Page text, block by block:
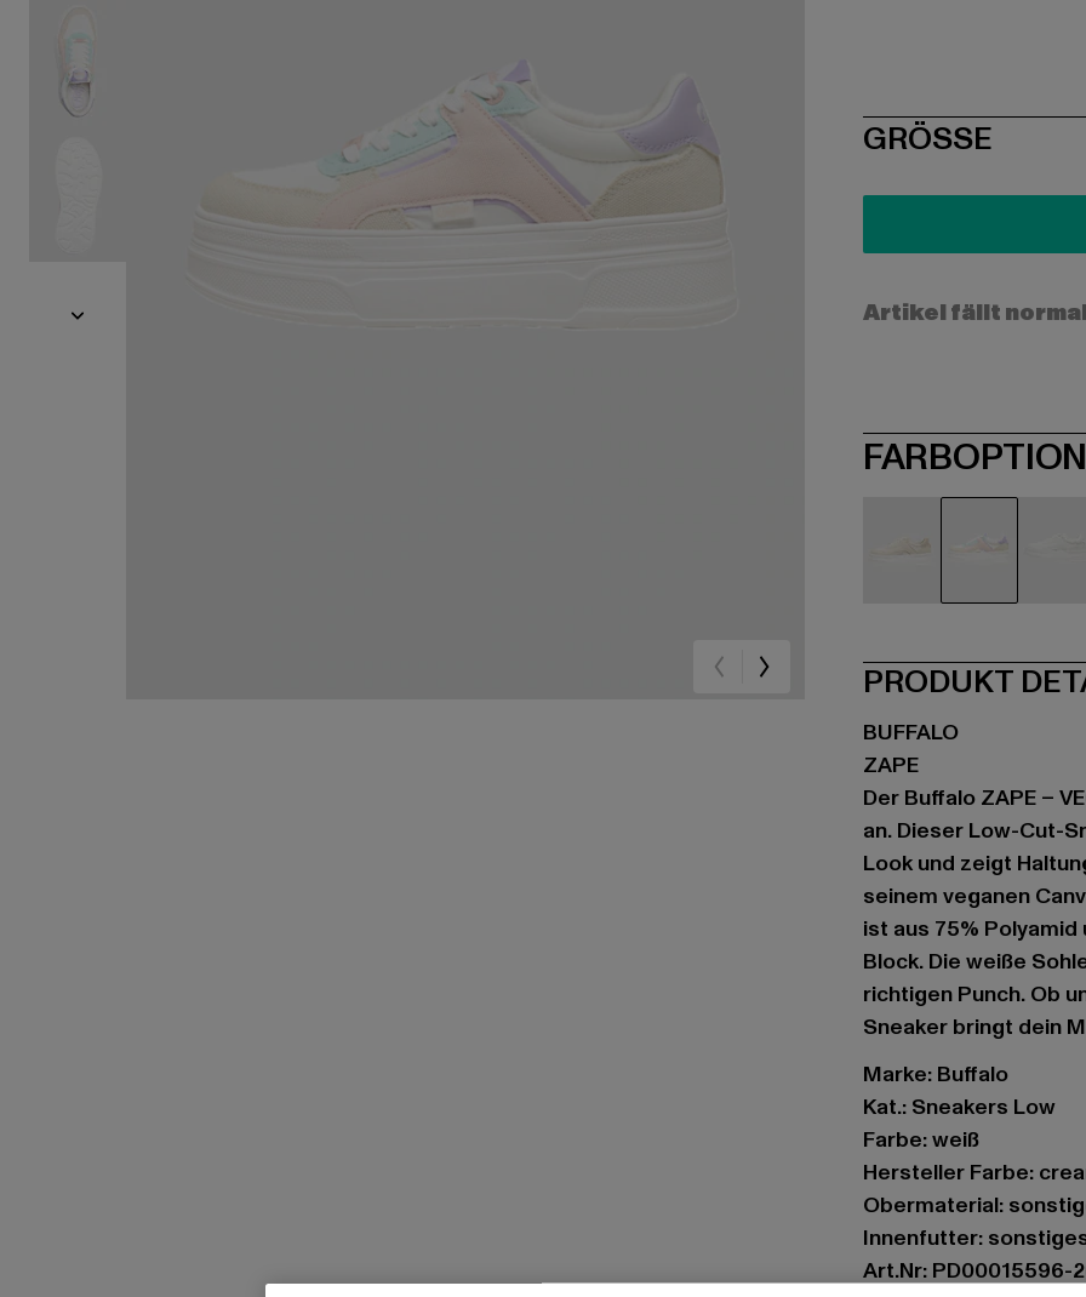
SIZE
GRÖSSE
Artikel fällt
PRODUKT
BUFFALO
ZAPE
Der Buffalo ZAPE –
an. Dieser Low-Cut-
Look und zeigt
seinem veganen
ist aus 75%
Block. Die weiße
richtigen Punch. Ob
Sneaker bringt dein
Marke: Buffalo
Kat.: Sneakers Low
Farbe: weiß
Hersteller Farbe:
Obermaterial:
Innenfutter:
Art.Nr: PD00015596-